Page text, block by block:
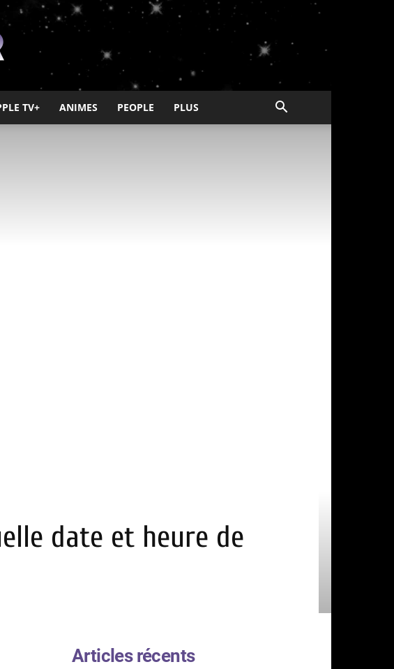
TV+ ANIMES PEOPLE PLUS
date et heure de
Articles récents